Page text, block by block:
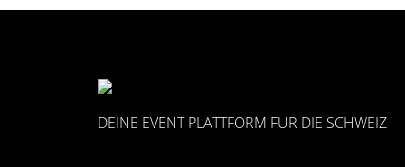
DEINE EVENT PLATTFORM FÜR DIE SCHWEIZ